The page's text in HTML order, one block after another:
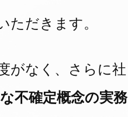
ただきます。
がなく、さらに社
不確定概念の実務